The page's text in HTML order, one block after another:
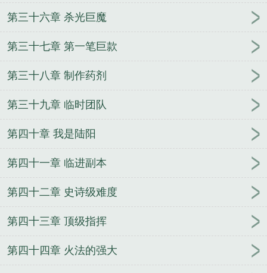
第三十六章 杀光巨魔
第三十七章 第一笔巨款
第三十八章 制作药剂
第三十九章 临时团队
第四十章 我是陆阳
第四十一章 临进副本
第四十二章 史诗级难度
第四十三章 顶级指挥
第四十四章 火法的强大